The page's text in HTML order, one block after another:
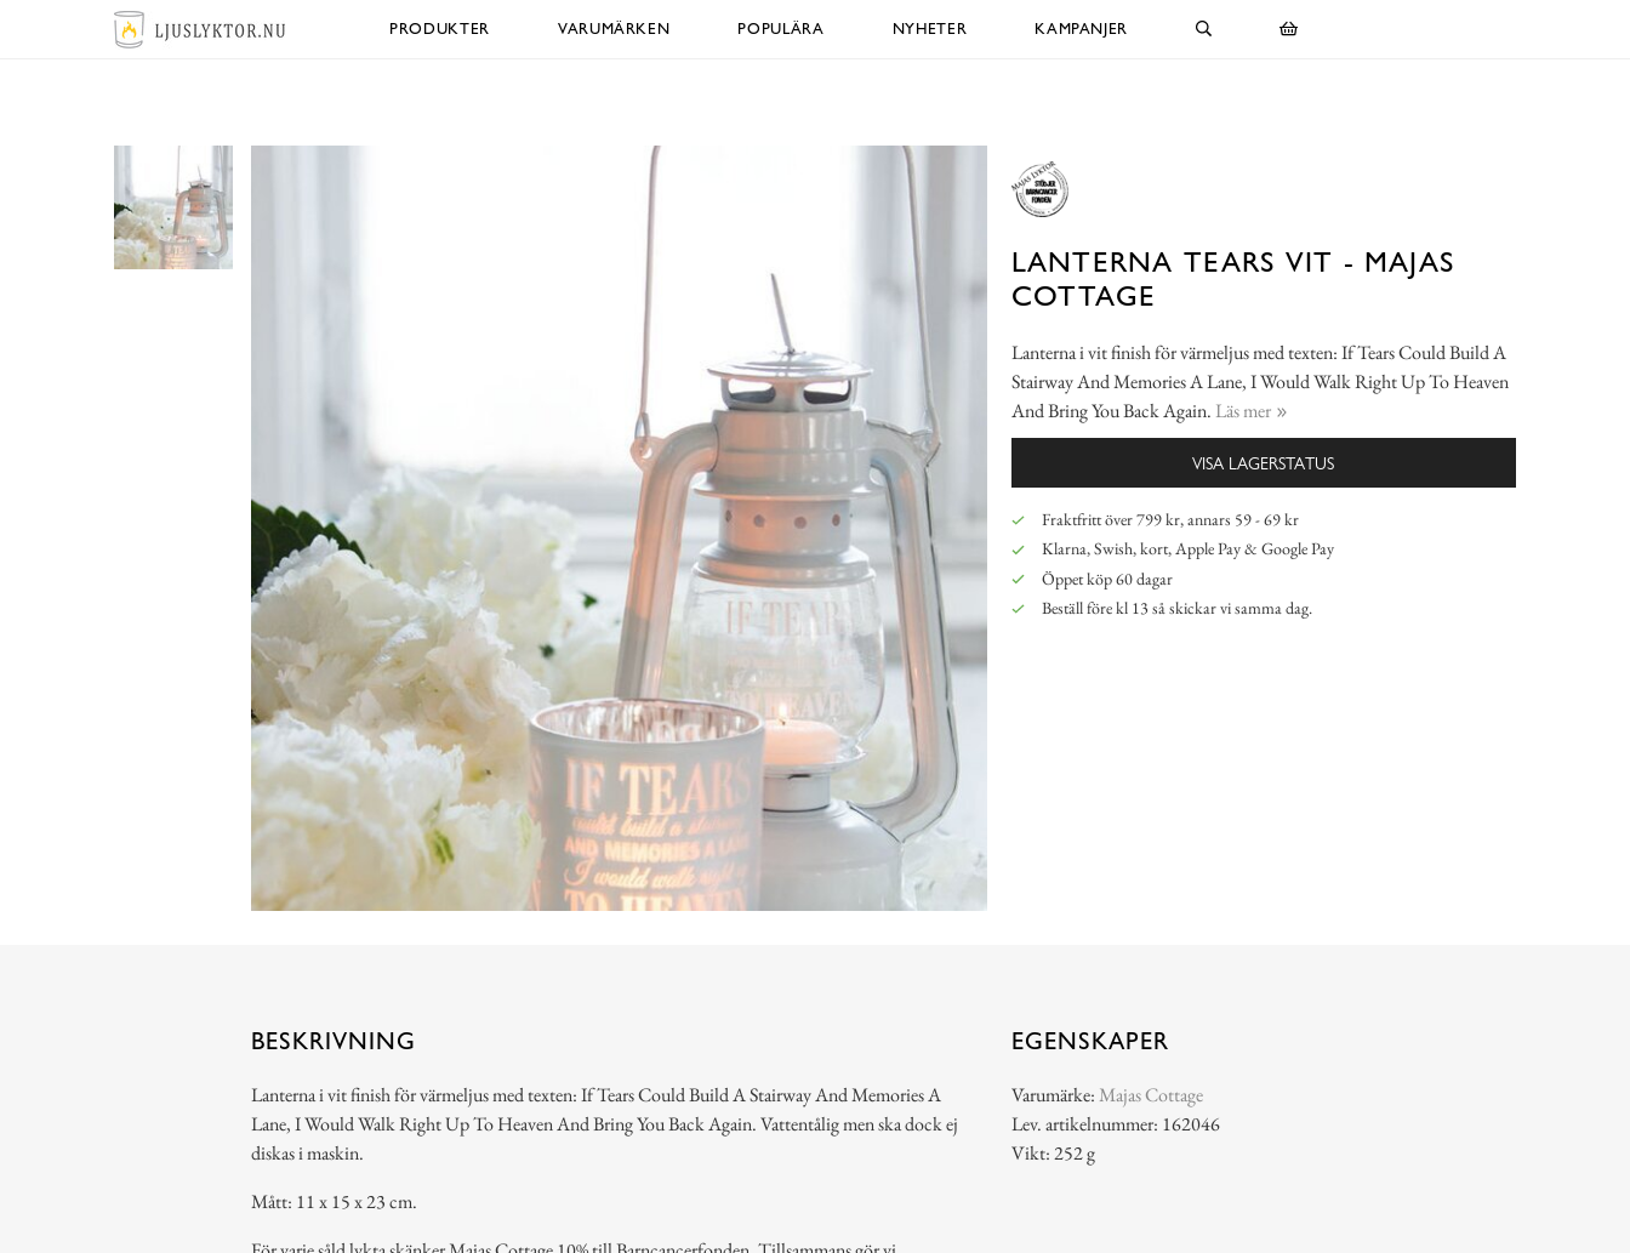
PRODUKTER VARUMÄRKEN POPULÄRA NYHETER KAMPANJER
LANTERNA TEARS VIT - MAJAS
COTTAGE
Lanterna i vit finish för värmeljus med texten: If Tears Could Build A
Stairway And Memories A Lane, I Would Walk Right Up To Heaven
And Bring You Back Again. Läs mer
VISA LAGERSTATUS
Fraktfritt över 799 kr, annars 59 - 69 kr
Klarna, Swish, kort, Apple Pay & Google Pay
Öppet köp 60 dagar
Beställ före kl 13 så skickar vi samma dag.
BESKRIVNING
Lanterna i vit finish för värmeljus med texten: If Tears Could Build A Stairway And Memories A
Lane, I Would Walk Right Up To Heaven And Bring You Back Again. Vattentålig men ska dock ej
diskas i maskin.
Mått: 11 x 15 x 23 cm.
EGENSKAPER
Varumärke:Majas Cottage
Lev. artikelnummer: 162046
Vikt: 252 g